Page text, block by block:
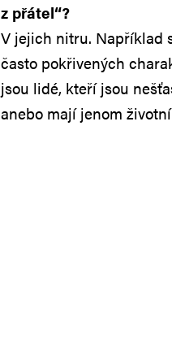
z přátel“?
V jejich nitru. Například
často pokřivených
jsou lidé, kteří jsou
anebo mají jenom